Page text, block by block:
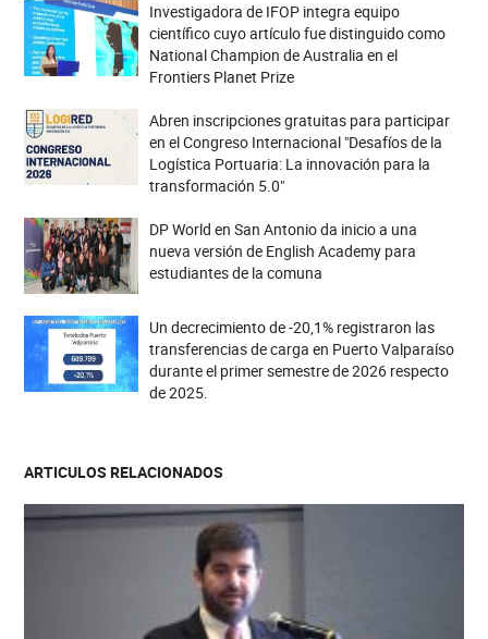
Investigadora de IFOP integra equipo
científico cuyo artículo fue distinguido como
National Champion de Australia en el
Frontiers Planet Prize
Abren inscripciones gratuitas para participar
en el Congreso Internacional "Desafíos de la
Logística Portuaria: La innovación para la
transformación 5.0"
DP World en San Antonio da inicio a una
nueva versión de English Academy para
estudiantes de la comuna
Un decrecimiento de -20,1% registraron las
transferencias de carga en Puerto Valparaíso
durante el primer semestre de 2026 respecto
de 2025.
ARTICULOS RELACIONADOS